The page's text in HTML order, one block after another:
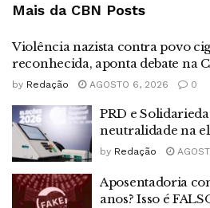
Mais da CBN Posts
Violência nazista contra povo
reconhecida, aponta debate na
by Redação AGOSTO 6, 2026 0
PRD e
neutralidade na
by Redação
Aposentadoria
anos? Isso é